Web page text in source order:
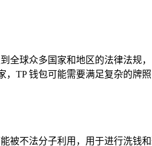
全球众多国家和地区的法律法
TP 钱包可能需要满足复杂的
被不法分子利用，用于进行洗